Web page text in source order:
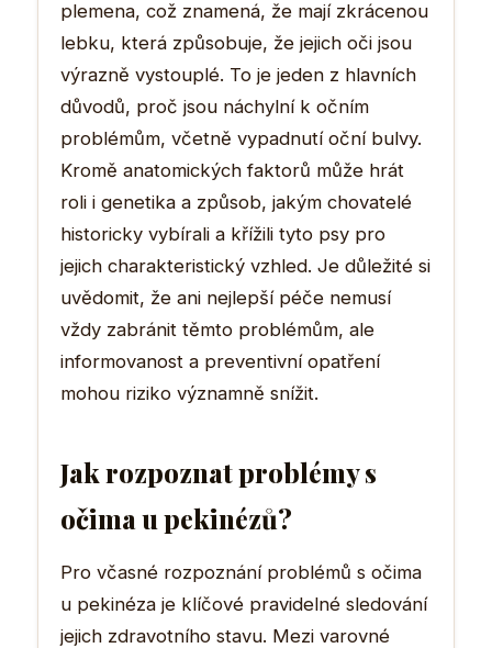
plemena, což znamená, že mají zkrácenou
lebku, která způsobuje, že jejich oči jsou
výrazně vystouplé. To je jeden z hlavních
důvodů, proč jsou náchylní k očním
problémům, včetně vypadnutí oční bulvy.
Kromě anatomických faktorů může hrát
roli i genetika a způsob, jakým chovatelé
historicky vybírali a křížili tyto psy pro
jejich charakteristický vzhled. Je důležité si
uvědomit, že ani nejlepší péče nemusí
vždy zabránit těmto problémům, ale
informovanost a preventivní opatření
mohou riziko významně snížit.
Jak rozpoznat problémy s
očima u pekinézů?
Pro včasné rozpoznání problémů s očima
u pekinéza je klíčové pravidelné sledování
jejich zdravotního stavu. Mezi varovné